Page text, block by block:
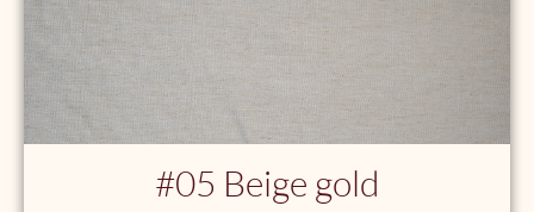
#05 Beige gold